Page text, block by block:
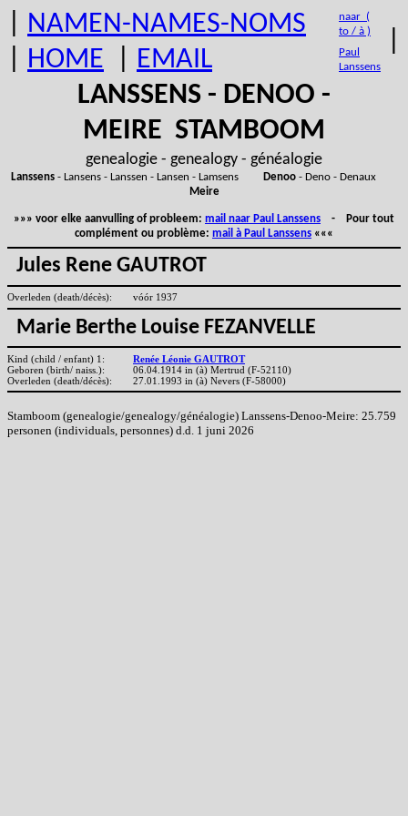
NAMEN-NAMES-NOMS
HOME EMAIL
naar (
to / à )
Paul
Lanssens
LANSSENS - DENOO -
MEIRE STAMBOOM
genealogie - genealogy - généalogie
Lanssens- Lansens - Lanssen - Lansen - Lamsens Denoo- Deno - Denaux
Meire
»»» voor elke aanvulling of probleem: mail naar Paul Lanssens - Pour tout
complément ou problème: mail à Paul Lanssens «««
Jules Rene GAUTROT
Overleden (death/décès): vóór 1937
Marie Berthe Louise FEZANVELLE
Kind (child / enfant) 1:
Renée Léonie GAUTROT
Geboren (birth/ naiss.):
06.04.1914 in (à) Mertrud (F-52110)
Overleden (death/décès):
27.01.1993 in (à) Nevers (F-58000)
Stamboom (genealogie/genealogy/généalogie) Lanssens-Denoo-Meire: 25.759
personen (individuals, personnes) d.d. 1 juni 2026